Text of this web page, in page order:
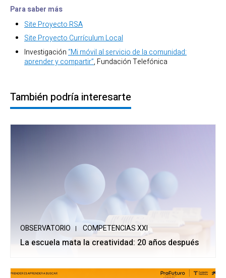
Para saber más
Site Proyecto RSA
Site Proyecto Currículum Local
Investigación “Mi móvil al servicio de la comunidad:
aprender y compartir”, Fundación Telefónica
También podría interesarte
OBSERVATORIO COMPETENCIAS XXI
La escuela mata la creatividad: 20 años después